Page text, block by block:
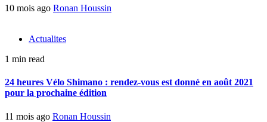
10 mois ago Ronan Houssin
Actualites
1 min read
24 heures Vélo Shimano : rendez-vous est donné en août 2021
pour la prochaine édition
11 mois ago Ronan Houssin